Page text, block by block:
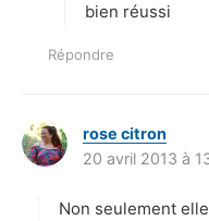
:
bien réussi
Répondre
rose citron
i
20 avril 2013 à
Non seulement